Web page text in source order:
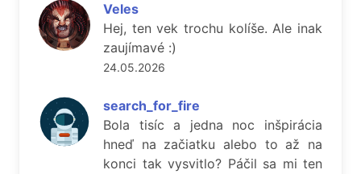
Veles
Hej, ten vek trochu kolíše. Ale inak
zaujímavé :)
24.05.2026
search_for_fire
Bola tisíc a jedna noc inšpirácia
hneď na začiatku alebo to až na
konci tak vysvitlo? Páčil sa mi ten